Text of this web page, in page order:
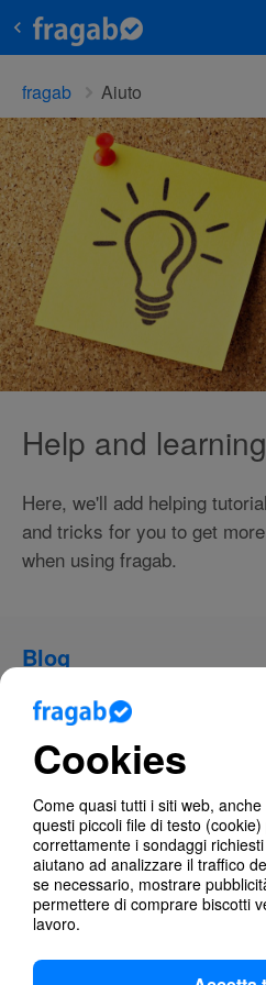
Cookies
Come quasi tutti i siti web,
questi piccoli file di testo
correttamente i sondaggi
aiutano ad analizzare il traffico
se necessario, mostrare
permettere di comprare biscotti
lavoro.
fragab Aiuto
Blog
Aiuto
About fragab
Documentation
Troubleshooting
Poll Types
Help and
Here, we'll add helping
and tricks for you to get
when using fragab.